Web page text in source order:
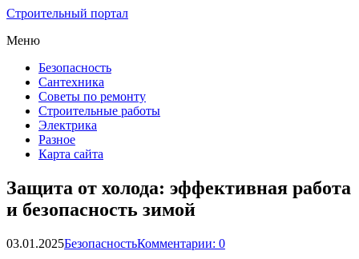
Строительный портал
Меню
Безопасность
Сантехника
Советы по ремонту
Строительные работы
Электрика
Разное
Карта сайта
Защита от холода: эффективная работа
и безопасность зимой
03.01.2025БезопасностьКомментарии: 0